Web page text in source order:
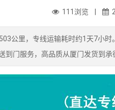
111浏览 |
公里，专线运输耗时约1天7小
到门服务，高品质从厦门发货到承